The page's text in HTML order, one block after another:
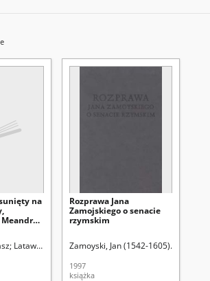
na
i
Latawiec, Krzysztof. Red. Uniwersytet Marii Curie-
Rozprawa Jana
Zamojskiego o senacie
rzymskim
Zamoyski, Jan (1542-1605)
1997
książka